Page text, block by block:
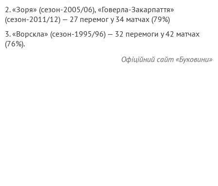
2. «Зоря» (сезон-2005/06), «Говерла-Закарпаття»
(сезон-2011/12) — 27 перемог у 34 матчах (79%)
3. «Ворскла» (сезон-1995/96) — 32 перемоги у 42 матчах
(76%).
Офіційний сайт «Буковини»